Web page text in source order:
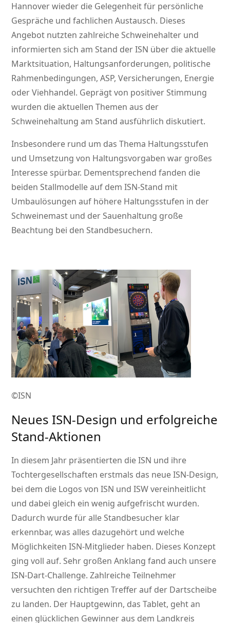
Hannover wieder die Gelegenheit für persönliche
Gespräche und fachlichen Austausch. Dieses
Angebot nutzten zahlreiche Schweinehalter und
informierten sich am Stand der ISN über die aktuelle
Marktsituation, Haltungsanforderungen, politische
Rahmenbedingungen, ASP, Versicherungen, Energie
oder Viehhandel. Geprägt von positiver Stimmung
wurden die aktuellen Themen aus der
Schweinehaltung am Stand ausführlich diskutiert.
Insbesondere rund um das Thema Haltungsstufen
und Umsetzung von Haltungsvorgaben war großes
Interesse spürbar. Dementsprechend fanden die
beiden Stallmodelle auf dem ISN-Stand mit
Umbaulösungen auf höhere Haltungsstufen in der
Schweinemast und der Sauenhaltung große
Beachtung bei den Standbesuchern.
©ISN
Neues ISN-Design und erfolgreiche
Stand-Aktionen
In diesem Jahr präsentierten die ISN und ihre
Tochtergesellschaften erstmals das neue ISN-Design,
bei dem die Logos von ISN und ISW vereinheitlicht
und dabei gleich ein wenig aufgefrischt wurden.
Dadurch wurde für alle Standbesucher klar
erkennbar, was alles dazugehört und welche
Möglichkeiten ISN-Mitglieder haben. Dieses Konzept
ging voll auf. Sehr großen Anklang fand auch unsere
ISN-Dart-Challenge. Zahlreiche Teilnehmer
versuchten den richtigen Treffer auf der Dartscheibe
zu landen. Der Hauptgewinn, das Tablet, geht an
einen glücklichen Gewinner aus dem Landkreis